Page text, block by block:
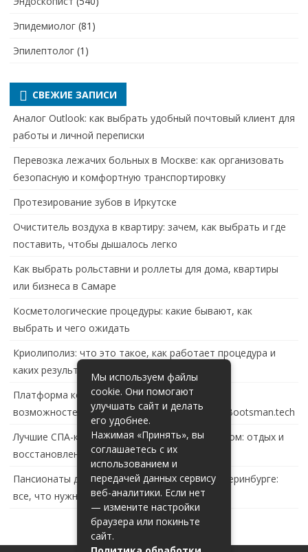
Эпидемиолог (81)
Эпилептолог (1)
СВЕЖИЕ ЗАПИСИ
Аналог Outlook: как выбрать удобный почтовый клиент для
работы и личной переписки
Перевозка лежачих больных в Москве: как организовать
безопасную и комфортную транспортировку
Протезирование зубов в Иркутске
Очиститель воздуха в квартиру: зачем, как выбрать и где
поставить, чтобы дышалось легко
Как выбрать рольставни и роллеты для дома, квартиры
или бизнеса в Самаре
Косметологические процедуры: какие бывают, как
выбрать и чего ожидать
Криолиполиз: что это такое, как работает процедура и
каких результатов ждать
Платформа контейнеризации в России: обзор
возможностей и перспектив развития сайта Bootsman.tech
Лучшие СПА-комплексы в Тольятти с бассейном: отдых и
восстановление за городом
Пансионаты для пожилых с деменцией в Екатеринбурге:
все, что нужно знать
Мы используем файлы
cookie. Они помогают
улучшать сайт и делать
его удобнее.
Нажимая «Принять», вы
соглашаетесь с их
использованием и
передачей данных сервису
веб-аналитики. Если нет
— измените настройки
браузера или покиньте
сайт.